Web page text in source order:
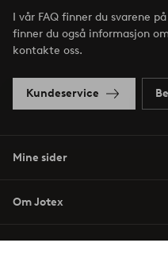
I vår FAQ finner du svarene
finner du også informasjon
kontakte oss.
Kundeservice
Mine sider
Om Jotex